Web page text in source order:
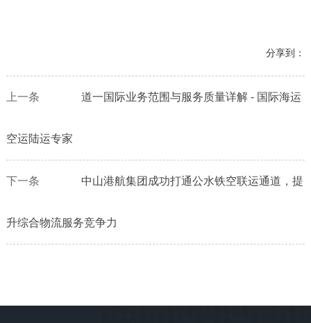
分享到：
上一条 道一国际业务范围与服务质量详解 - 国际海运
空运陆运专家
下一条 中山港航集团成功打通公水铁空联运通道，提
升综合物流服务竞争力